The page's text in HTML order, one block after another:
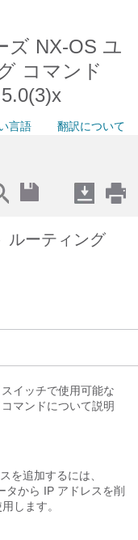
ズ NX-OS ユ
コマンド
言語 翻訳について
ルーティング
イッチで使用可能な
マンドについて説明
を追加するには、
タから IP アドレスを削
します。